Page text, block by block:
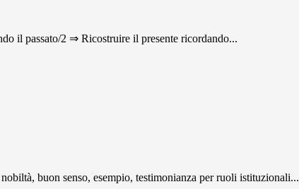
il passato/2 ⇒ Ricostruire il presente ricordando...
buon senso, esempio, testimonianza per ruoli istituzionali...